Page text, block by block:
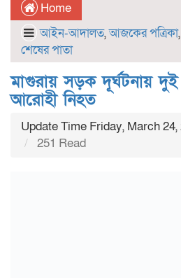
Home
আইন-আদালত,আজকের পত্রিকা,
শেষের পাতা
মাগুরায় সড়ক দূর্ঘটনায়
আরোহী নিহত
Update Time Friday, March 24,
251 Read